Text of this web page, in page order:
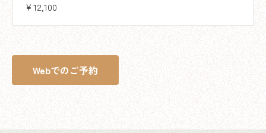
￥12,100
Webでのご予約